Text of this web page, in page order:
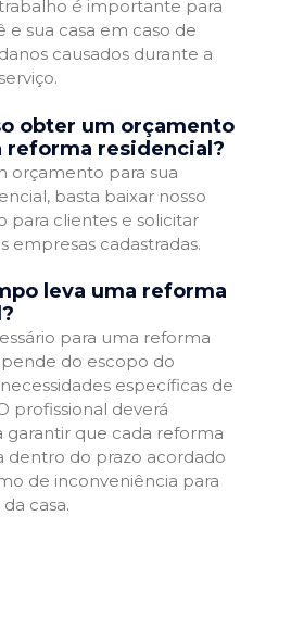
é importante para
sua casa em caso de
causados durante a
obter um orçamento
reforma residencial?
orçamento para sua
basta baixar nosso
para clientes e solicitar
empresas cadastradas.
leva uma reforma
para uma reforma
do escopo do
específicas de
profissional deverá
garantir que cada reforma
dentro do prazo acordado
de inconveniência para
casa.